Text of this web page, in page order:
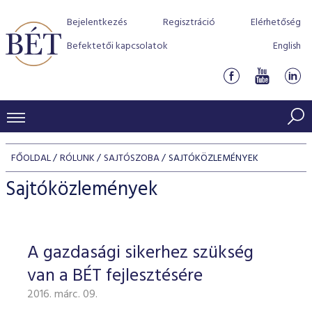
Bejelentkezés Regisztráció
Elérhetőség
Befektetői kapcsolatok
English
KERESKEDÉSI ADATOK
INDEXEK
Jelzáloglevél indexek
Vállalati kötvény indexek
Azonnali Piac
Részvények
Származékos piac
BEFEKTETŐK
Részvény szekció
Hitelpapír szekció
BÉT szabályzatok
Befektetővédelem
Alkalmazott díjstruktúra
Elszámolás
Részvény és vállalati kötvény tőzsdei bevezetését
program
BÉT Xtend - Részvénypiac egyszerűen
TŐZSDETAGOK
Tőzsdetagok, üzletkötők
VENDOROK
FŐOLDAL RÓLUNK SAJTÓSZOBA SAJTÓKÖZLEMÉNYEK
Sajtóközlemények
A gazdasági sikerhez szükség
van a BÉT fejlesztésére
2016. márc. 09.